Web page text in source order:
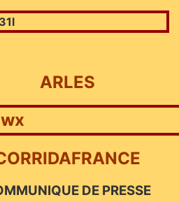
ARLES
DE PRESSE